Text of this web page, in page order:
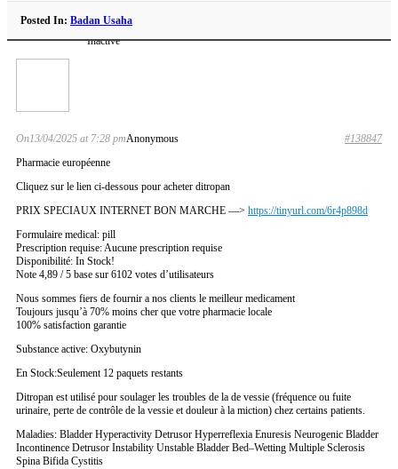
Posted In: Badan Usaha
Inactive
Anonymous
On13/04/2025 at 7:28 pm
#138847
Pharmacie européenne
Cliquez sur le lien ci-dessous pour acheter ditropan
PRIX SPECIAUX INTERNET BON MARCHE —> https://tinyurl.com/6r4p898d
Formulaire medical: pill
Prescription requise: Aucune prescription requise
Disponibilité: In Stock!
Note 4,89 / 5 base sur 6102 votes d’utilisateurs
Nous sommes fiers de fournir a nos clients le meilleur medicament
Toujours jusqu’à 70% moins cher que votre pharmacie locale
100% satisfaction garantie
Substance active: Oxybutynin
En Stock:Seulement 12 paquets restants
Ditropan est utilisé pour soulager les troubles de la de vessie (fréquence ou fuite
urinaire, perte de contrôle de la vessie et douleur à la miction) chez certains patients.
Maladies: Bladder Hyperactivity Detrusor Hyperreflexia Enuresis Neurogenic Bladder
Incontinence Detrusor Instability Unstable Bladder Bed–Wetting Multiple Sclerosis
Spina Bifida Cystitis